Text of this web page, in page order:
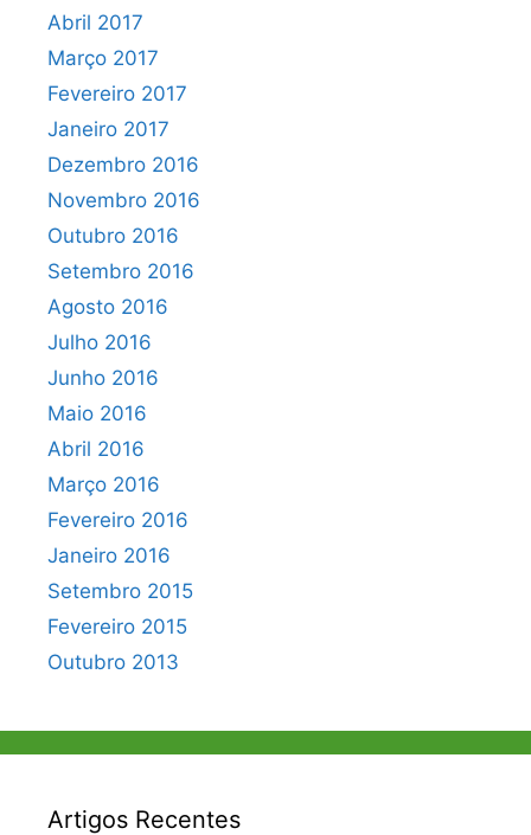
Abril 2017
Março 2017
Fevereiro 2017
Janeiro 2017
Dezembro 2016
Novembro 2016
Outubro 2016
Setembro 2016
Agosto 2016
Julho 2016
Junho 2016
Maio 2016
Abril 2016
Março 2016
Fevereiro 2016
Janeiro 2016
Setembro 2015
Fevereiro 2015
Outubro 2013
Artigos Recentes